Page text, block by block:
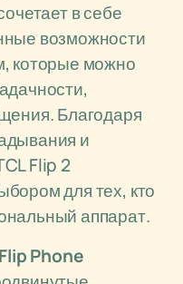
в себе
возможности
которые можно
Благодаря
и
Flip 2
для тех, кто
аппарат.
Phone